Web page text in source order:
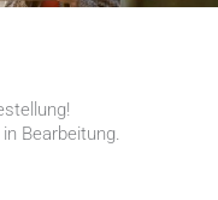
Bearbeitung.